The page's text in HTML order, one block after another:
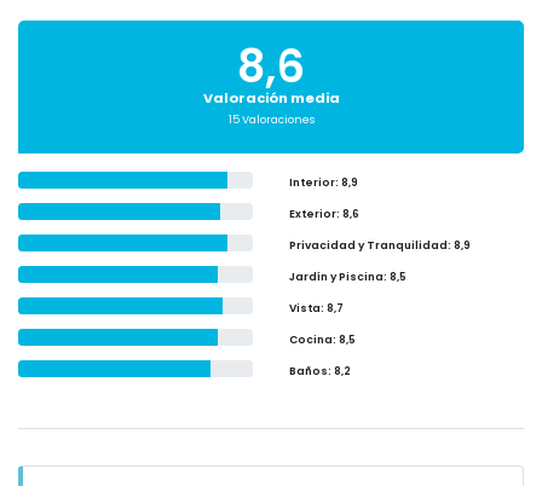
8,6
Valoración media
15 Valoraciones
Interior: 8,9
Exterior: 8,6
Privacidad y Tranquilidad: 8,9
Jardín y Piscina: 8,5
Vista: 8,7
Cocina: 8,5
Baños: 8,2